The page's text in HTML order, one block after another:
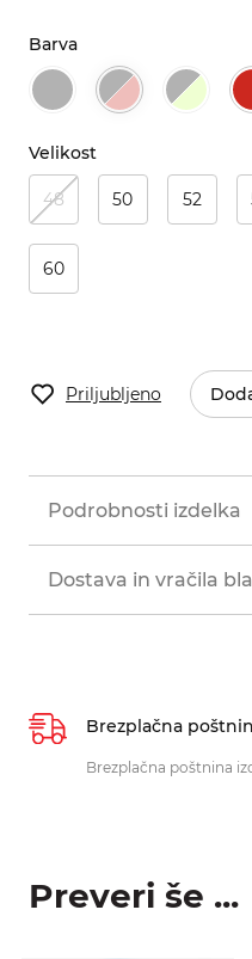
Barva
Velikost
48 50 52
60
Priljubljeno
Podrobnosti izdelka
Dostava in vračila
Brezplačna
Brezplačna poštnina
Preveri še ...